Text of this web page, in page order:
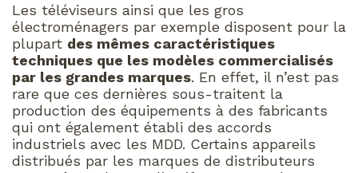
Les téléviseurs ainsi que les gros
électroménagers par exemple disposent pour la
plupart des mêmes caractéristiques
techniques que les modèles commercialisés
par les grandes marques. En effet, il n’est pas
rare que ces dernières sous-traitent la
production des équipements à des fabricants
qui ont également établi des accords
industriels avec les MDD. Certains appareils
distribués par les marques de distributeurs